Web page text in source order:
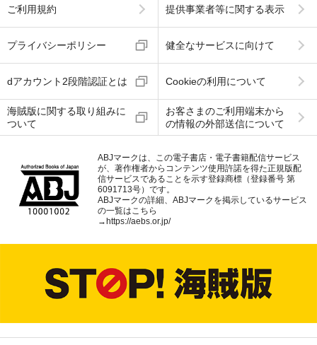
ご利用規約 提供事業者等に関する表示
プライバシーポリシー 健全なサービスに向けて
dアカウント2段階認証とは Cookieの利用について
海賊版に関する取り組みに
ついて
お客さまのご利用端末から
の情報の外部送信について
ABJマークは、この電子書店・電子書籍配信サービス
が、著作権者からコンテンツ使用許諾を得た正規版配
信サービスであることを示す登録商標（登録番号 第
6091713号）です。
ABJマークの詳細、ABJマークを掲示しているサービス
の一覧はこちら
→https://aebs.or.jp/